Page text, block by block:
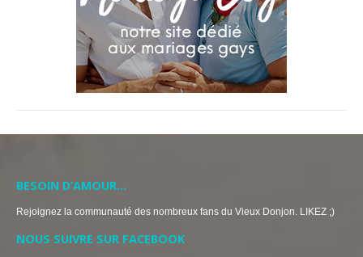
BESOIN D’AMOUR…
Rejoignez la communauté des nombreux fans du Vieux Donjon. LIKEZ ;)
NOUS SUIVRE SUR FACEBOOK